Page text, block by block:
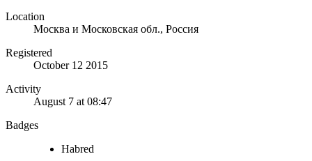
Location
Москва и Московская обл., Россия
Registered
October 12 2015
Activity
August 7 at 08:47
Badges
Habred